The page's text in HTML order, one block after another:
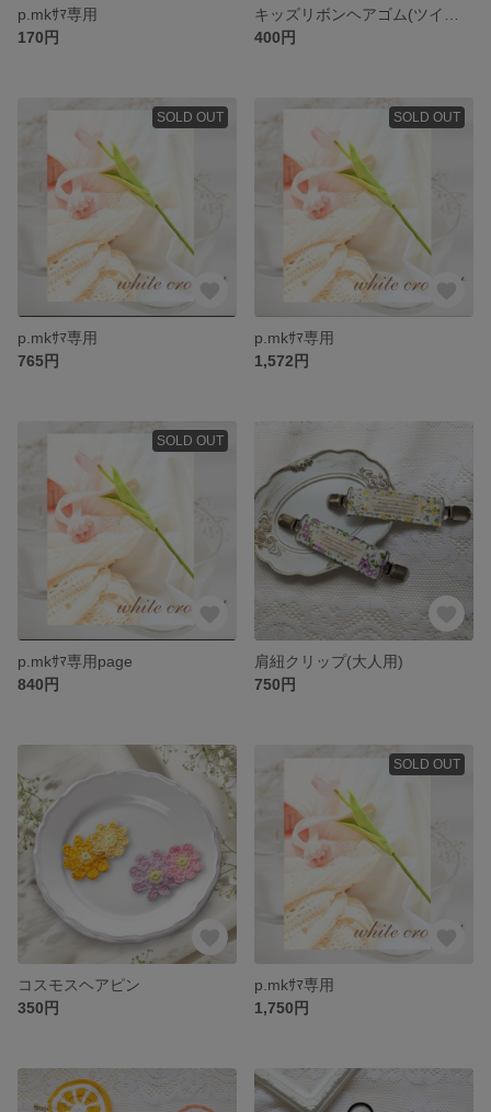
p.mkｻﾏ専用
170円
400円
SOLD OUT
p.mkｻﾏ専用
765円
SOLD OUT
p.mkｻﾏ専用
1,572円
SOLD OUT
p.mkｻﾏ専用page
840円
肩紐クリップ(大人用)
750円
コスモスヘアピン
350円
SOLD OUT
p.mkｻﾏ専用
1,750円